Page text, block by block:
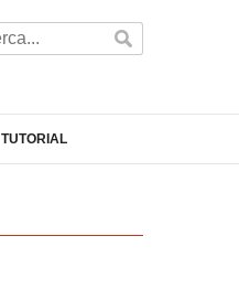
TUTORIAL